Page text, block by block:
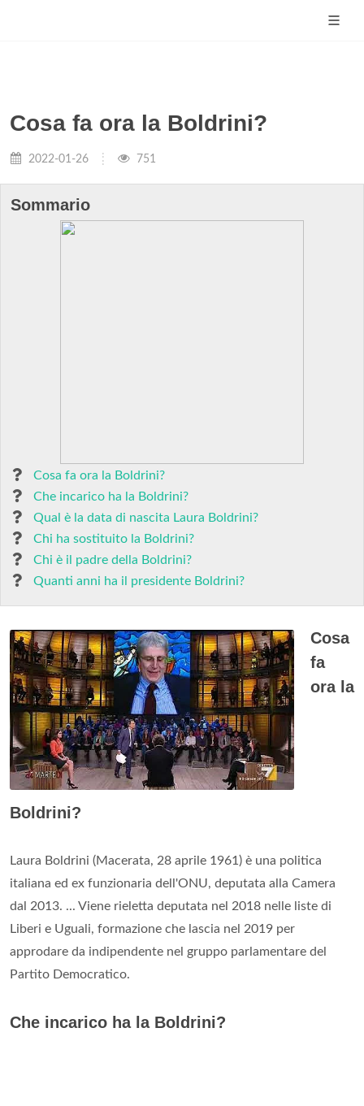
Cosa fa ora la Boldrini?
2022-01-26 751
Sommario
Cosa fa ora la Boldrini?
Che incarico ha la Boldrini?
Qual è la data di nascita Laura Boldrini?
Chi ha sostituito la Boldrini?
Chi è il padre della Boldrini?
Quanti anni ha il presidente Boldrini?
Cosa
fa
ora la
Boldrini?
Laura Boldrini (Macerata, 28 aprile 1961) è una politica
italiana ed ex funzionaria dell'ONU, deputata alla Camera
dal 2013. ... Viene rieletta deputata nel 2018 nelle liste di
Liberi e Uguali, formazione che lascia nel 2019 per
approdare da indipendente nel gruppo parlamentare del
Partito Democratico.
Che incarico ha la Boldrini?